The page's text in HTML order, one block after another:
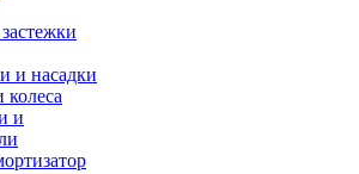
и насадки
и